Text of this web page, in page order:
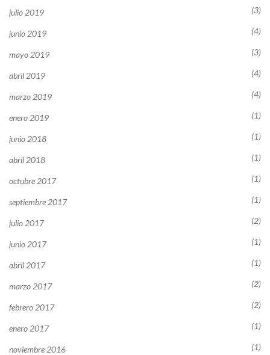
julio 2019 (3)
junio 2019 (4)
mayo 2019 (3)
abril 2019 (4)
marzo 2019 (4)
enero 2019 (1)
junio 2018 (1)
abril 2018 (1)
octubre 2017 (1)
septiembre 2017 (1)
julio 2017 (2)
junio 2017 (1)
abril 2017 (1)
marzo 2017 (2)
febrero 2017 (2)
enero 2017 (1)
noviembre 2016 (1)